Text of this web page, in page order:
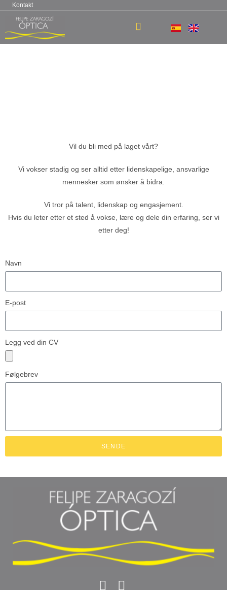
Kontakt
Vil du bli med på laget vårt?
Vi vokser stadig og ser alltid etter lidenskapelige, ansvarlige
mennesker som ønsker å bidra.
Vi tror på talent, lidenskap og engasjement.
Hvis du leter etter et sted å vokse, lære og dele din erfaring, ser vi
etter deg!
Navn
E-post
Legg ved din CV
Følgebrev
SENDE